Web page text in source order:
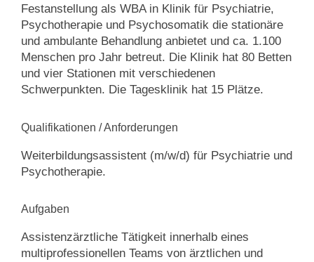
Festanstellung als WBA in Klinik für Psychiatrie,
Psychotherapie und Psychosomatik die stationäre
und ambulante Behandlung anbietet und ca. 1.100
Menschen pro Jahr betreut. Die Klinik hat 80 Betten
und vier Stationen mit verschiedenen
Schwerpunkten. Die Tagesklinik hat 15 Plätze.
Qualifikationen / Anforderungen
Weiterbildungsassistent (m/w/d) für Psychiatrie und
Psychotherapie.
Aufgaben
Assistenzärztliche Tätigkeit innerhalb eines
multiprofessionellen Teams von ärztlichen und